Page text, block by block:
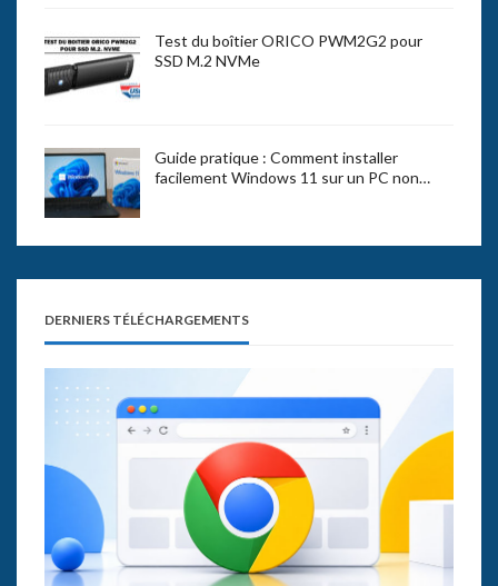
Test du boîtier ORICO PWM2G2 pour
SSD M.2 NVMe
Guide pratique : Comment installer
facilement Windows 11 sur un PC non…
DERNIERS TÉLÉCHARGEMENTS